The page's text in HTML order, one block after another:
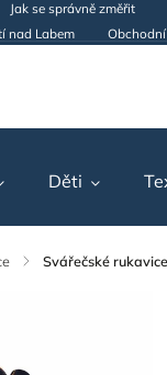
Jak se správně změřit
nad Labem
Děti
/ Svářečské